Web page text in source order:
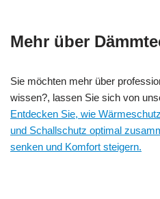
Mehr über
Sie möchten mehr über
wissen?, lassen Sie sich von
Entdecken Sie, wie
und Schallschutz optimal
senken und Komfort steigern.